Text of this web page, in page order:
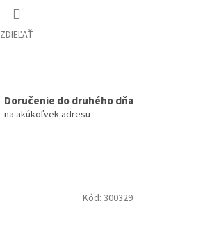
ZDIEĽAŤ
Doručenie do druhého dňa
na akúkoľvek adresu
Kód: 300329